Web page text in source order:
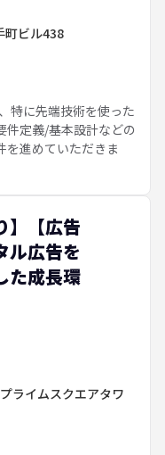
町ビル438
特に先端技術を使った
件定義/基本設計などの
を進めていただきま
】【広告
ル広告を
た成長環
ライムスクエアタワ